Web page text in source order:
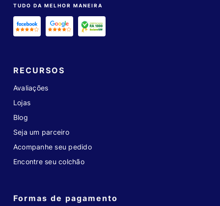
TUDO DA MELHOR MANEIRA
RECURSOS
Avaliações
Lojas
Blog
Seja um parceiro
Acompanhe seu pedido
Encontre seu colchão
Formas de pagamento